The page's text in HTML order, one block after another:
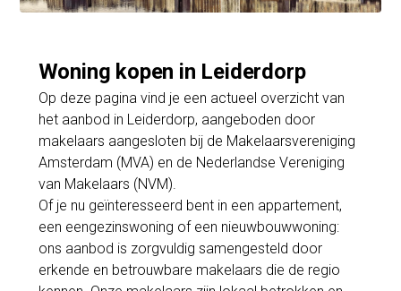
Woning kopen in Leiderdorp
Op deze pagina vind je een actueel overzicht van
het aanbod in Leiderdorp, aangeboden door
makelaars aangesloten bij de Makelaarsvereniging
Amsterdam (MVA) en de Nederlandse Vereniging
van Makelaars (NVM).
Of je nu geïnteresseerd bent in een appartement,
een eengezinswoning of een nieuwbouwwoning:
ons aanbod is zorgvuldig samengesteld door
erkende en betrouwbare makelaars die de regio